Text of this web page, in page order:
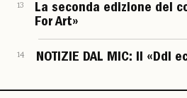
13
La seconda edizione del
For Art»
14 NOTIZIE DAL MIC: Il «Ddl